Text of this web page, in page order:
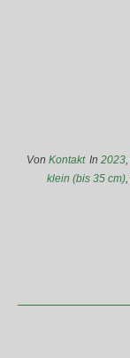
Von Kontakt In 2023,
klein (bis 35 cm),